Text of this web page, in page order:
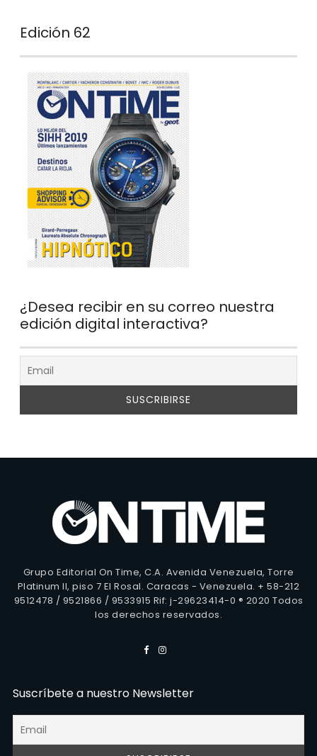
Edición 62
¿Desea recibir en su correo nuestra
edición digital interactiva?
Grupo Editorial On Time, C.A. Avenida Venezuela, Torre
Platinum II, piso 7 El Rosal. Caracas - Venezuela. + 58-212
9512478 / 9521866 / 9533915 Rif: j-29623414-0 ® 2020 Todos
los derechos reservados.
Suscríbete a nuestro Newsletter